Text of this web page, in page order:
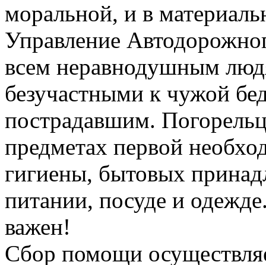
моральной, и в
Управление
всем неравнодушным
безучастными к чужой
пострадавшим.
предметах первой
гигиены, бытовых
питании, посуде и
важен!
Сбор помощи